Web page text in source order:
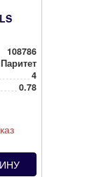
108786
Паритет
4
0.78